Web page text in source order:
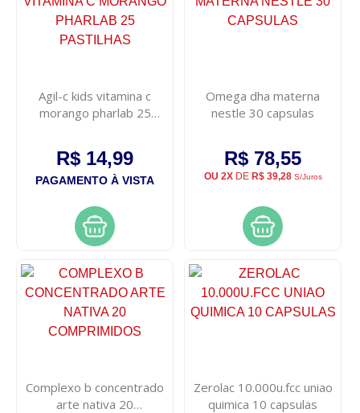
Agil-c kids vitamina c
morango pharlab 25
R$ 14,99
PAGAMENTO À VISTA
Omega dha materna
nestle 30 capsulas
R$ 78,55
OU 2XDE R$ 39,28S/Juros
Complexo b concentrado
arte nativa 20
Zerolac 10.000u.fcc uniao
quimica 10 capsulas